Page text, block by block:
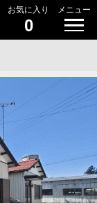
お気に入り
0
メニュー